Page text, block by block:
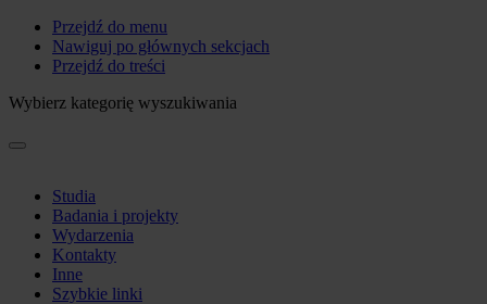
Przejdź do menu
Nawiguj po głównych sekcjach
Przejdź do treści
Wybierz kategorię wyszukiwania
Studia
Badania i projekty
Wydarzenia
Kontakty
Inne
Szybkie linki